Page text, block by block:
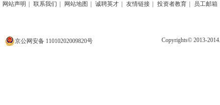
网站声明 联系我们 网站地图 诚聘英才 友情链接 投资者教育 员工邮箱
京公网安备 11010202009820号 Copyrights© 2013-